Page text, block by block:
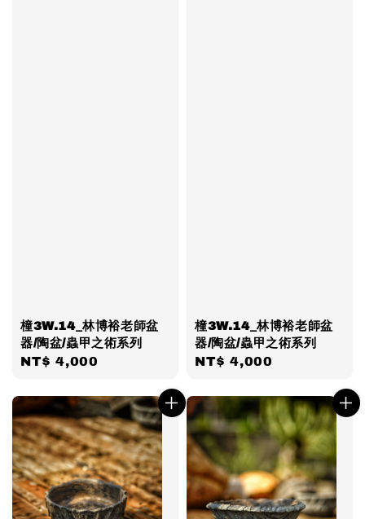
橦3W.14_林博裕老師盆
器/陶盆/蟲甲之術系列
Regular
NT$ 4,000
橦3W.14_林博裕老師盆
器/陶盆/蟲甲之術系列
Regular
NT$ 4,000